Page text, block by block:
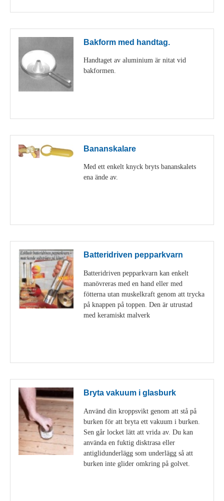
Bakform med handtag.
Handtaget av aluminium är nitat vid
bakformen.
Bananskalare
Med ett enkelt knyck bryts bananskalets
ena ände av.
Batteridriven pepparkvarn
Batteridriven pepparkvarn kan enkelt
manövreras med en hand eller med
fötterna utan muskelkraft genom att trycka
på knappen på toppen. Den är utrustad
med keramiskt malverk
Bryta vakuum i glasburk
Använd din kroppsvikt genom att stå på
burken för att bryta ett vakuum i burken.
Sen går locket lätt att vrida av. Du kan
använda en fuktig disktrasa eller
antiglidunderlägg som underlägg så att
burken inte glider omkring på golvet.